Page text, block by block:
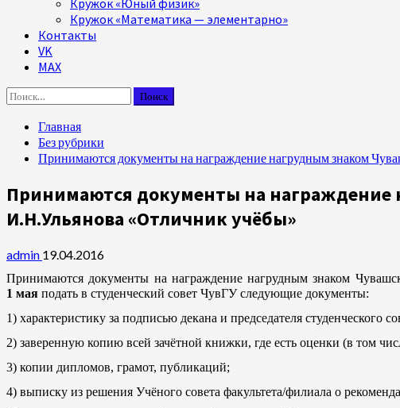
Кружок «Юный физик»
Кружок «Математика — элементарно»
Контакты
VK
MAX
Найти:
Главная
Без рубрики
Принимаются документы на награждение нагрудным знаком
Принимаются документы на награждение
И.Н.Ульянова «Отличник учёбы»
admin 19.04.2016
Принимаются документы на награждение нагрудным знаком
1 мая подать в студенческий совет ЧувГУ следующие документы:
1) характеристику за подписью декана и председателя студенческого
2) заверенную копию всей зачётной книжки, где есть оценки (в том
3) копии дипломов, грамот, публикаций;
4) выписку из решения Учёного совета факультета/филиала о